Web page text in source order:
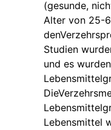
(gesunde,
Alter von 25-
Studien
und es
Lebensmittel